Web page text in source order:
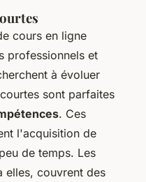
cours en ligne
professionnels et
à évoluer
sont parfaites
. Ces
l'acquisition de
de temps. Les
elles, couvrent des